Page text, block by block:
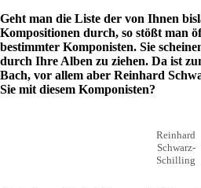
Geht man die Liste der von Ihnen
Kompositionen durch, so stößt man
bestimmter Komponisten. Sie
durch Ihre Alben zu ziehen. Da ist
Bach, vor allem aber Reinhard
Sie mit diesem Komponisten?
Reinhard
Schwarz-
Schilling